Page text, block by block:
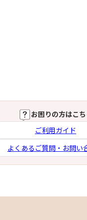
お困りの方はこち
ご利用ガイド
よくあるご質問・お問い